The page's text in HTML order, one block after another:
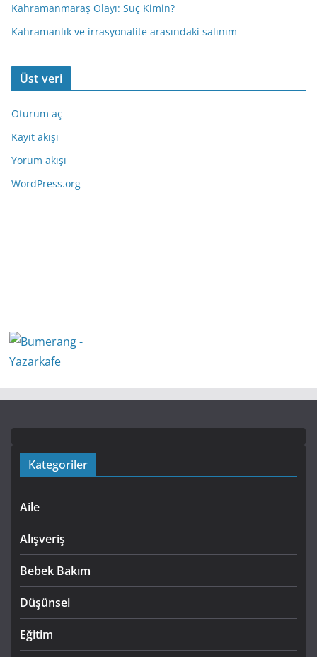
Kahramanmaraş Olayı: Suç Kimin?
Kahramanlık ve irrasyonalite arasındaki salınım
Üst veri
Oturum aç
Kayıt akışı
Yorum akışı
WordPress.org
Kategoriler
Aile
Alışveriş
Bebek Bakım
Düşünsel
Eğitim